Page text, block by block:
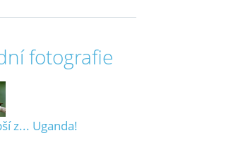
fotografie
z... Uganda!